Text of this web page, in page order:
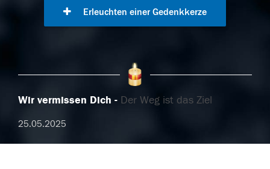
Erleuchten einer Gedenkkerze
Wir vermissen Dich Der Weg ist das Ziel
25.05.2025